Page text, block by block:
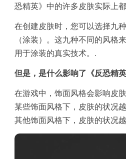
恐精英》中的许多皮肤实际上
在创建皮肤时，您可以选择九
（涂装）。这九种不同的风格
用于涂装的真实技术。.
但是，是什么影响了《反恐精
在游戏中，饰面风格会影响皮
某些饰面风格下，皮肤的状况
其他饰面风格下，皮肤的状况